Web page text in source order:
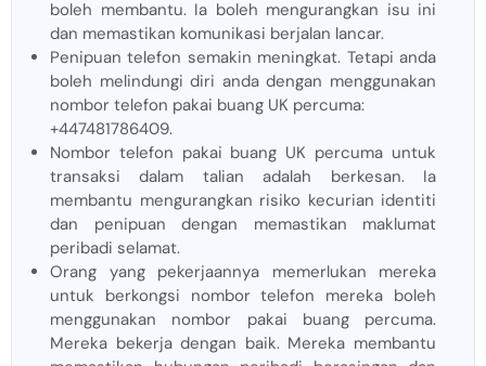
boleh membantu. Ia boleh mengurangkan isu ini
dan memastikan komunikasi berjalan lancar.
Penipuan telefon semakin meningkat. Tetapi anda
boleh melindungi diri anda dengan menggunakan
nombor telefon pakai buang UK percuma:
+447481786409.
Nombor telefon pakai buang UK percuma untuk
transaksi dalam talian adalah berkesan. Ia
membantu mengurangkan risiko kecurian identiti
dan penipuan dengan memastikan maklumat
peribadi selamat.
Orang yang pekerjaannya memerlukan mereka
untuk berkongsi nombor telefon mereka boleh
menggunakan nombor pakai buang percuma.
Mereka bekerja dengan baik. Mereka membantu